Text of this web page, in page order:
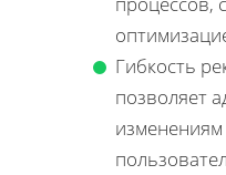
Гибкость
позволяет